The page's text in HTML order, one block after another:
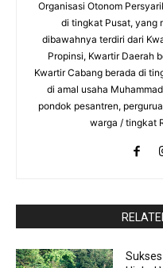
Organisasi Otonom
di tingkat Pusat, yang
dibawahnya terdiri dari
Propinsi, Kwartir Daerah
Kwartir Cabang berada di
di amal usaha
pondok pesantren,
warga / tingkat